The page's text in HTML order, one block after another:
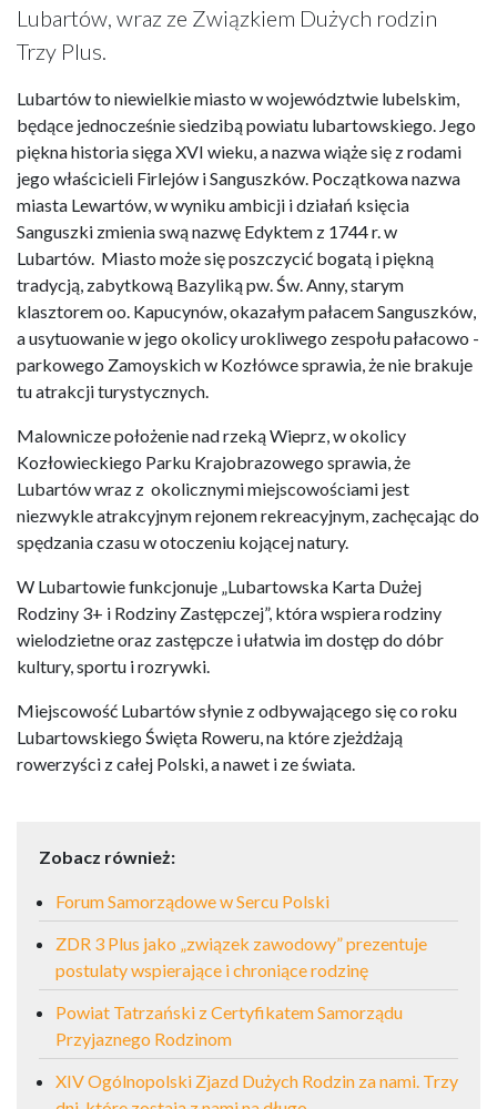
Lubartów, wraz ze Związkiem Dużych rodzin
Trzy Plus.
Lubartów to niewielkie miasto w województwie lubelskim,
będące jednocześnie siedzibą powiatu lubartowskiego. Jego
piękna historia sięga XVI wieku, a nazwa wiąże się z rodami
jego właścicieli Firlejów i Sanguszków. Początkowa nazwa
miasta Lewartów, w wyniku ambicji i działań księcia
Sanguszki zmienia swą nazwę Edyktem z 1744 r. w
Lubartów. Miasto może się poszczycić bogatą i piękną
tradycją, zabytkową Bazyliką pw. Św. Anny, starym
klasztorem oo. Kapucynów, okazałym pałacem Sanguszków,
a usytuowanie w jego okolicy urokliwego zespołu pałacowo -
parkowego Zamoyskich w Kozłówce sprawia, że nie brakuje
tu atrakcji turystycznych.
Malownicze położenie nad rzeką Wieprz, w okolicy
Kozłowieckiego Parku Krajobrazowego sprawia, że
Lubartów wraz z okolicznymi miejscowościami jest
niezwykle atrakcyjnym rejonem rekreacyjnym, zachęcając do
spędzania czasu w otoczeniu kojącej natury.
W Lubartowie funkcjonuje „Lubartowska Karta Dużej
Rodziny 3+ i Rodziny Zastępczej”, która wspiera rodziny
wielodzietne oraz zastępcze i ułatwia im dostęp do dóbr
kultury, sportu i rozrywki.
Miejscowość Lubartów słynie z odbywającego się co roku
Lubartowskiego Święta Roweru, na które zjeżdżają
rowerzyści z całej Polski, a nawet i ze świata.
Zobacz również:
Forum Samorządowe w Sercu Polski
ZDR 3 Plus jako „związek zawodowy” prezentuje
postulaty wspierające i chroniące rodzinę
Powiat Tatrzański z Certyfikatem Samorządu
Przyjaznego Rodzinom
XIV Ogólnopolski Zjazd Dużych Rodzin za nami. Trzy